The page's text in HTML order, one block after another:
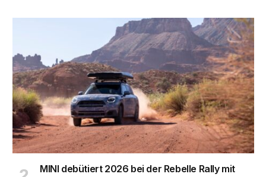
MINI debütiert 2026 bei der Rebelle Rally mit